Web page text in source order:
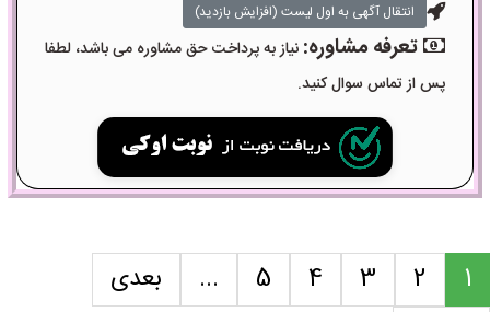
انتقال آگهی به اول لیست (افزایش بازدید)
تعرفه مشاوره:نیاز به پرداخت حق مشاوره می باشد، لطفا
پس از تماس سوال کنید.
1
2
3
4
5
...
بعدی